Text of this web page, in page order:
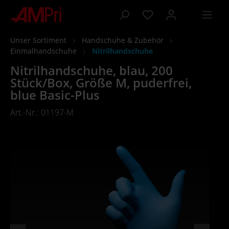
springen
Unser Sortiment
Handschuhe & Zubehör
Einmalhandschuhe
Nitrilhandschuhe
Nitrilhandschuhe, blau, 200
Stück/Box, Größe M, puderfrei,
blue Basic-Plus
Art.-Nr.: 01197-M